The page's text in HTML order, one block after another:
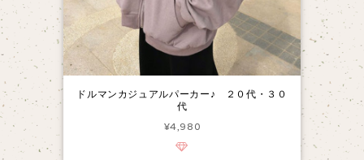
ドルマンカジュアルパーカー♪ ２０代・３０
代
¥4,980